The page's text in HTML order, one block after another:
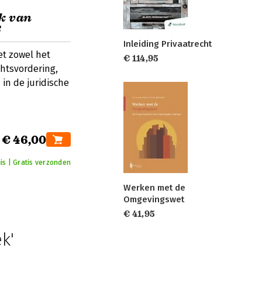
van
zowel het
in de juridische
€ 46,00
| Gratis verzonden
Inleiding Privaatrecht
€ 114,95
Werken met de
Omgevingswet
€ 41,95